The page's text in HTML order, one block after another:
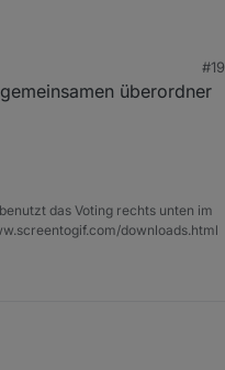
#19
überordner
das Voting rechts unten im
downloads.html